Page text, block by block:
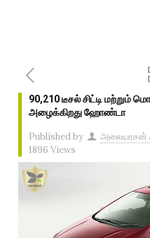
90,210 டீசல் சிட்டி மற்றும்
அழைக்கிறது ஹோண்டா
Published by அலையரசன்
1896 Views